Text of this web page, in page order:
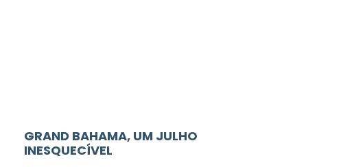
GRAND BAHAMA, UM JULHO
INESQUECÍVEL